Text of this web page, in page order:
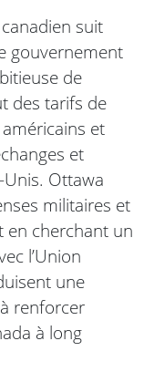
suit
gouvernement
de
des tarifs de
et
et
Ottawa
militaires et
en cherchant un
l’Union
une
renforcer
à long